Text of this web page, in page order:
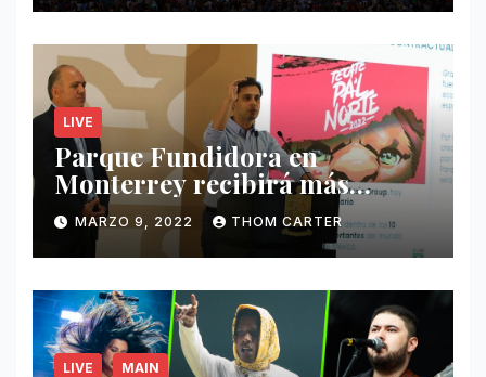
LIVE
Parque Fundidora en
Monterrey recibirá más
ingresos por festivales de
Música.
MARZO 9, 2022 THOM CARTER
LIVE MAIN